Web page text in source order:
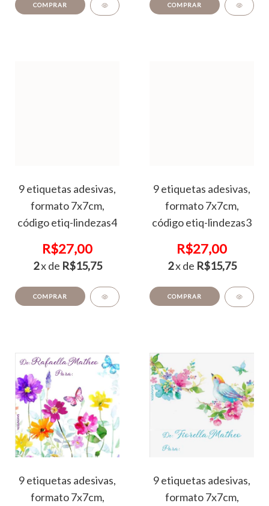
COMPRAR COMPRAR
9 etiquetas adesivas,
formato 7x7cm,
código etiq-lindezas4
R$27,00
2x de R$15,75
COMPRAR
9 etiquetas adesivas,
formato 7x7cm,
código etiq-lindezas3
R$27,00
2x de R$15,75
COMPRAR
9 etiquetas adesivas,
formato 7x7cm,
9 etiquetas adesivas,
formato 7x7cm,